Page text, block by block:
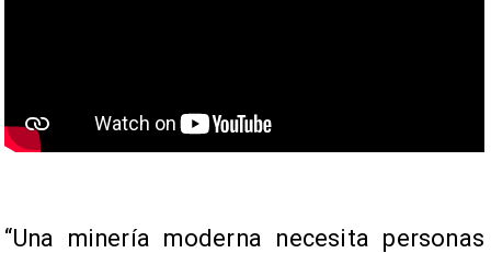
“Una minería moderna necesita personas